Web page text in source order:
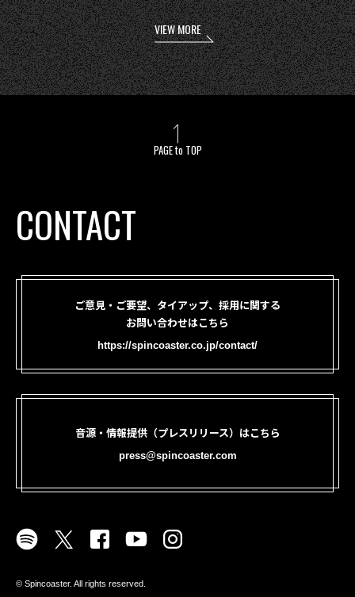
VIEW MORE
PAGE to TOP
CONTACT
ご意見・ご要望、タイアップ、採用に関する
お問い合わせはこちら
https://spincoaster.co.jp/contact/
音源・情報提供（プレスリリース）はこちら
press@spincoaster.com
©︎ Spincoaster. All rights reserved.